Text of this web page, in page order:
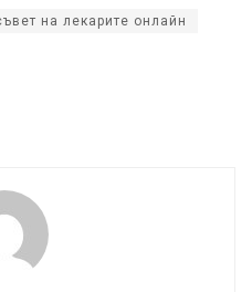
на лекарите онлайн